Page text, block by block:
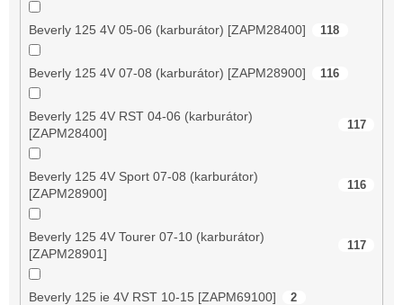
Beverly 125 4V 05-06 (karburátor) [ZAPM28400] 118
Beverly 125 4V 07-08 (karburátor) [ZAPM28900] 116
Beverly 125 4V RST 04-06 (karburátor)
[ZAPM28400]
117
Beverly 125 4V Sport 07-08 (karburátor)
[ZAPM28900]
116
Beverly 125 4V Tourer 07-10 (karburátor)
[ZAPM28901]
117
Beverly 125 ie 4V RST 10-15 [ZAPM69100] 2